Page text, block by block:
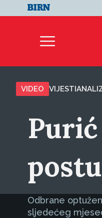
VIDEO VIJESTI
Odbrane
sljedećeg